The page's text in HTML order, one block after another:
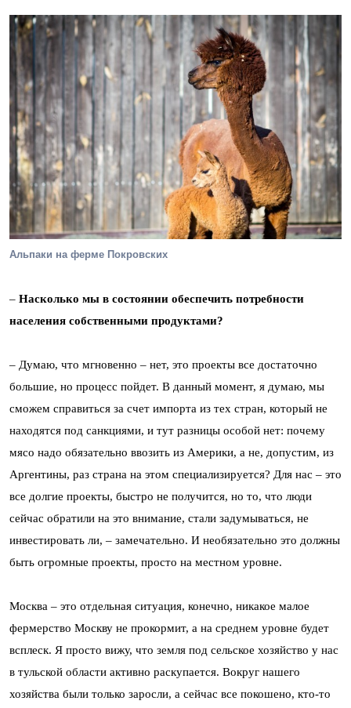
Альпаки на ферме Покровских
– Насколько мы в состоянии обеспечить потребности
населения собственными продуктами?
– Думаю, что мгновенно – нет, это проекты все достаточно
большие, но процесс пойдет. В данный момент, я думаю, мы
сможем справиться за счет импорта из тех стран, который не
находятся под санкциями, и тут разницы особой нет: почему
мясо надо обязательно ввозить из Америки, а не, допустим, из
Аргентины, раз страна на этом специализируется? Для нас – это
все долгие проекты, быстро не получится, но то, что люди
сейчас обратили на это внимание, стали задумываться, не
инвестировать ли, – замечательно. И необязательно это должны
быть огромные проекты, просто на местном уровне.
Москва – это отдельная ситуация, конечно, никакое малое
фермерство Москву не прокормит, а на среднем уровне будет
всплеск. Я просто вижу, что земля под сельское хозяйство у нас
в тульской области активно раскупается. Вокруг нашего
хозяйства были только заросли, а сейчас все покошено, кто-то